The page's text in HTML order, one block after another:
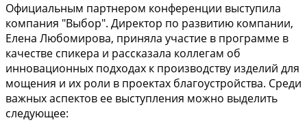
Официальным партнером конференции выступила
компания "Выбор". Директор по развитию компании,
Елена Любомирова, приняла участие в программе в
качестве спикера и рассказала коллегам об
инновационных подходах к производству изделий для
мощения и их роли в проектах благоустройства. Среди
важных аспектов ее выступления можно выделить
следующее: